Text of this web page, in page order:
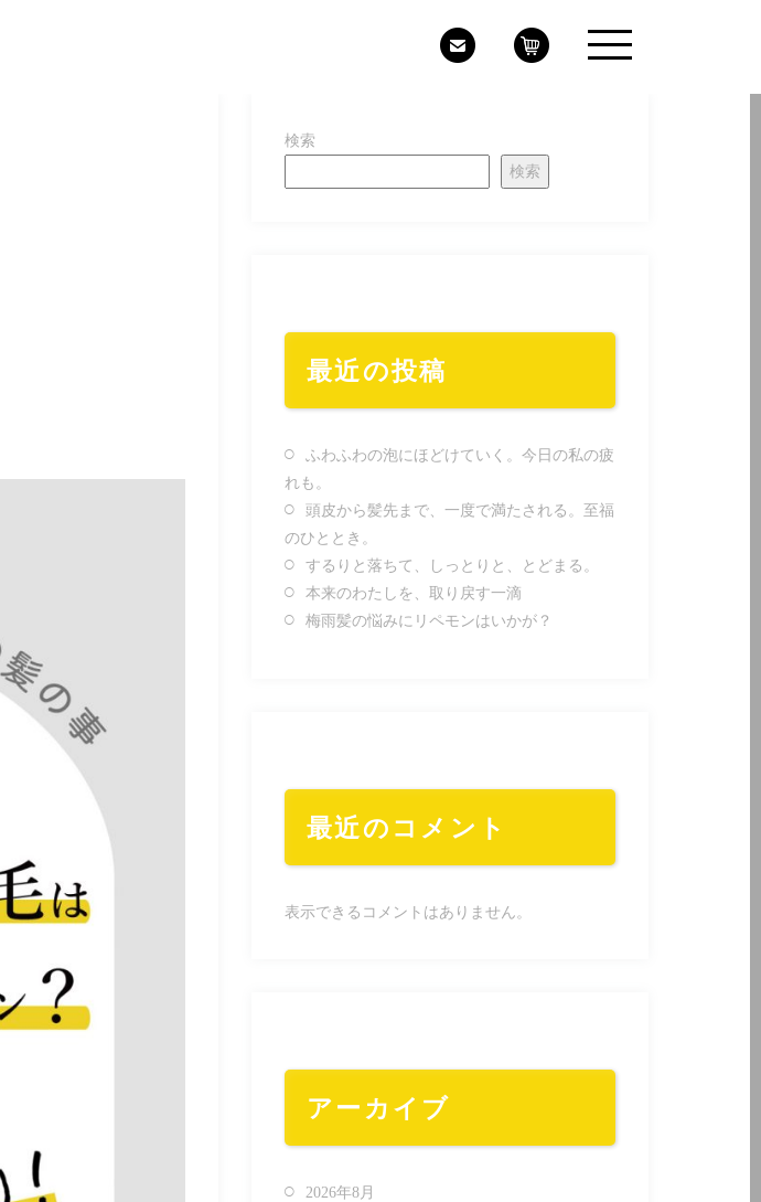
検索
検索
最近の投稿
ふわふわの泡にほどけていく。今日の私の疲
れも。
頭皮から髪先まで、一度で満たされる。至福
のひととき。
するりと落ちて、しっとりと、とどまる。
本来のわたしを、取り戻す一滴
梅雨髪の悩みにリペモンはいかが？
最近のコメント
表示できるコメントはありません。
アーカイブ
2026年8月